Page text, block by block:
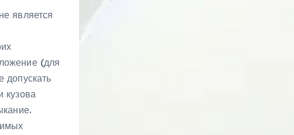
является
(для
допускать
кузова